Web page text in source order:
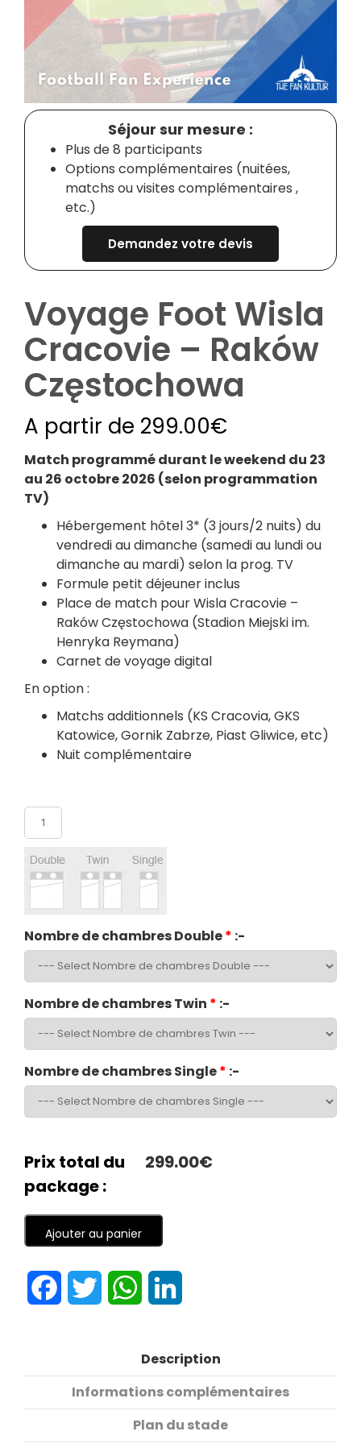
Séjour sur mesure :
Plus de 8 participants
Options complémentaires (nuitées,
matchs ou visites complémentaires ,
etc.)
Demandez votre devis
Voyage Foot Wisla
Cracovie – Raków
Częstochowa
A partir de 299.00€
Match programmé durant le weekend du 23
au 26 octobre 2026 (selon programmation
TV)
Hébergement hôtel 3* (3 jours/2 nuits) du
vendredi au dimanche (samedi au lundi ou
dimanche au mardi) selon la prog. TV
Formule petit déjeuner inclus
Place de match pour Wisla Cracovie –
Raków Częstochowa (Stadion Miejski im.
Henryka Reymana)
Carnet de voyage digital
En option :
Matchs additionnels (KS Cracovia, GKS
Katowice, Gornik Zabrze, Piast Gliwice, etc)
Nuit complémentaire
Nombre de chambres Double* :-
Nombre de chambres Twin * :-
Nombre de chambres Single* :-
Prix total du
package :
299.00€
Ajouter au panier
FacebookTwitter WhatsApp
Description
Informations complémentaires
Plan du stade